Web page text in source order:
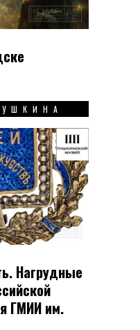
Нагрудные
ГМИИ им.